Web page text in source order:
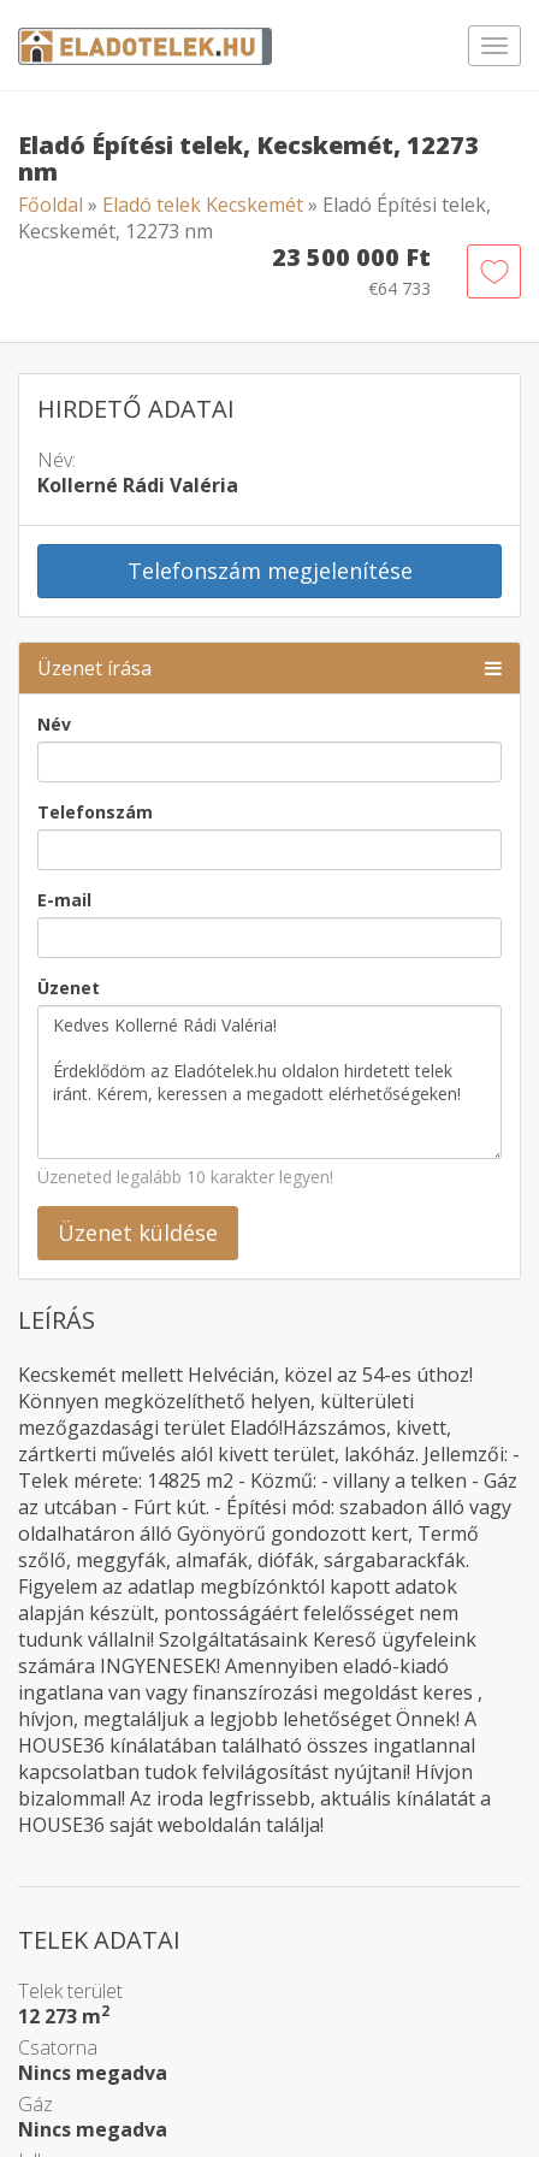
Eladó Építési telek, Kecskemét, 12273
nm
Főoldal » Eladó telek Kecskemét» Eladó Építési telek,
Kecskemét, 12273 nm
23 500 000 Ft
€64 733
HIRDETŐ ADATAI
Név:
Kollerné Rádi Valéria
Telefonszám megjelenítése
Üzenet írása
Név
Telefonszám
E-mail
Üzenet
Üzeneted legalább 10 karakter legyen!
Üzenet küldése
LEÍRÁS
Kecskemét mellett Helvécián, közel az 54-es úthoz!
Könnyen megközelíthető helyen, külterületi
mezőgazdasági terület Eladó!Házszámos, kivett,
zártkerti művelés alól kivett terület, lakóház. Jellemzői: -
Telek mérete: 14825 m2 - Közmű: - villany a telken - Gáz
az utcában - Fúrt kút. - Építési mód: szabadon álló vagy
oldalhatáron álló Gyönyörű gondozott kert, Termő
szőlő, meggyfák, almafák, diófák, sárgabarackfák.
Figyelem az adatlap megbízónktól kapott adatok
alapján készült, pontosságáért felelősséget nem
tudunk vállalni! Szolgáltatásaink Kereső ügyfeleink
számára INGYENESEK! Amennyiben eladó-kiadó
ingatlana van vagy finanszírozási megoldást keres ,
hívjon, megtaláljuk a legjobb lehetőséget Önnek! A
HOUSE36 kínálatában található összes ingatlannal
kapcsolatban tudok felvilágosítást nyújtani! Hívjon
bizalommal! Az iroda legfrissebb, aktuális kínálatát a
HOUSE36 saját weboldalán találja!
TELEK ADATAI
Telek terület
12 273 m2
Csatorna
Nincs megadva
Gáz
Nincs megadva